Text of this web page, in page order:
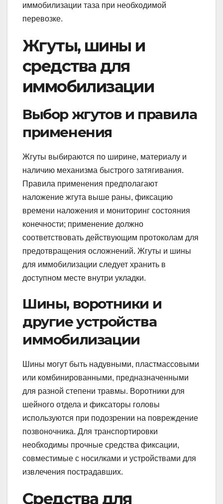
иммобилизации таза при необходимой
перевозке.
Жгуты, шины и
средства для
иммобилизации
Выбор жгутов и правила
применения
Жгуты выбираются по ширине, материалу и
наличию механизма быстрого затягивания.
Правила применения предполагают
наложение жгута выше раны, фиксацию
времени наложения и мониторинг состояния
конечности; применение должно
соответствовать действующим протоколам для
предотвращения осложнений. Жгуты и шины
для иммобилизации следует хранить в
доступном месте внутри укладки.
Шины, воротники и
другие устройства
иммобилизации
Шины могут быть надувными, пластмассовыми
или комбинированными, предназначенными
для разной степени травмы. Воротники для
шейного отдела и фиксаторы головы
используются при подозрении на повреждение
позвоночника. Для транспортировки
необходимы прочные средства фиксации,
совместимые с носилками и устройствами для
извлечения пострадавших.
Средства для